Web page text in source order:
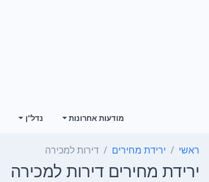
מודעות אחרונות נדל"ן
ראשי ירידת מחירים דירות למכירה
ירידת מחירים דירות למכירה